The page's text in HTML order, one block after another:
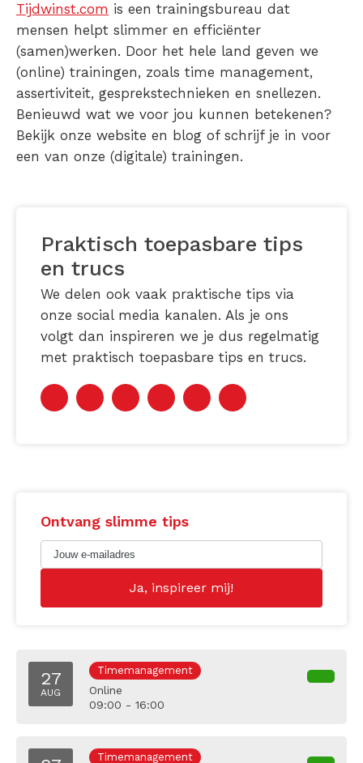
Tijdwinst.com is een trainingsbureau dat
mensen helpt slimmer en efficiënter
(samen)werken. Door het hele land geven we
(online) trainingen, zoals time management,
assertiviteit, gesprekstechnieken en snellezen.
Benieuwd wat we voor jou kunnen betekenen?
Bekijk onze website en blog of schrijf je in voor
een van onze (digitale) trainingen.
Praktisch toepasbare tips
en trucs
We delen ook vaak praktische tips via
onze social media kanalen. Als je ons
volgt dan inspireren we je dus regelmatig
met praktisch toepasbare tips en trucs.
Ontvang slimme tips
27
AUG
Timemanagement
Online
09:00 - 16:00
Timemanagement